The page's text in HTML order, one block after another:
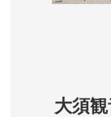
詳しくは公
名古屋城 公
大須